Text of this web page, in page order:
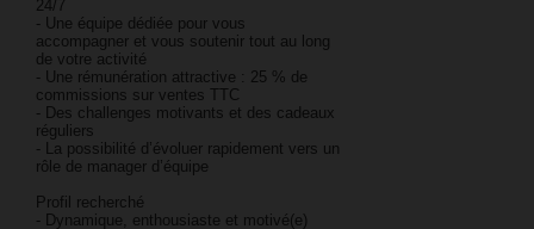
24/7
- Une équipe dédiée pour vous
accompagner et vous soutenir tout au long
de votre activité
- Une rémunération attractive : 25 % de
commissions sur ventes TTC
- Des challenges motivants et des cadeaux
réguliers
- La possibilité d’évoluer rapidement vers un
rôle de manager d’équipe
Profil recherché
- Dynamique, enthousiaste et motivé(e)